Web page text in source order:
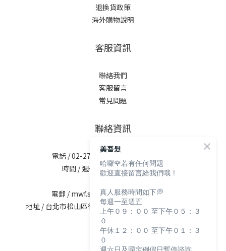
退換貨政策
海外購物說明
客服資訊
聯絡我們
客服留言
常見問題
聯絡資訊
電話 / 02-2713-6621 (無提供訂購服務)
時間 / 週一至週五 09:30-12:00；
電郵 / mwf.service@maywufa.com.tw
地址 / 台北市松山區復興北路167號5樓(無提供現場販售)
美吾髮
哈囉🌹若有任何問題
歡迎直接留言給我們哦！
真人服務時間如下💭
每週一至週五
上午０９：００ 至下午０５：３
０
午休１２：００ 至下午０１：３
０
週六日及國定例假日暫停諮詢